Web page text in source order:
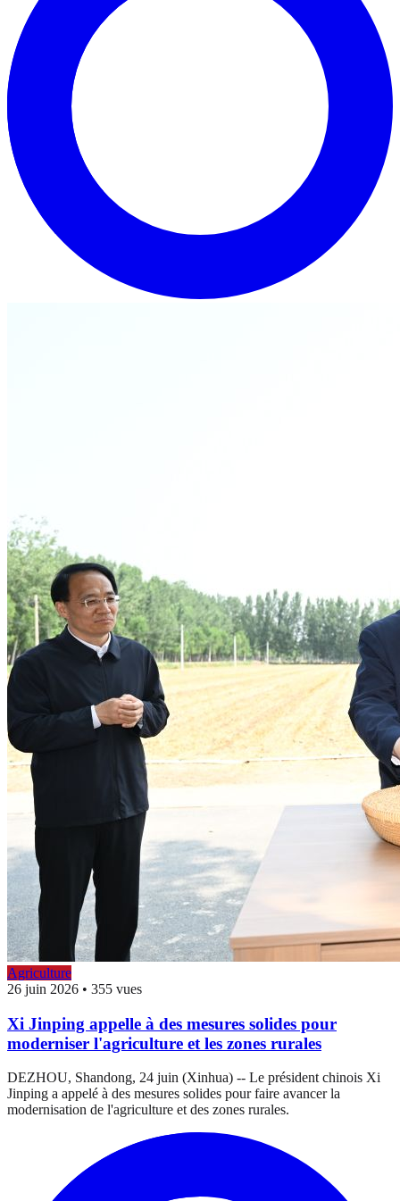
Agriculture
26 juin 2026 • 355 vues
Xi Jinping appelle à des mesures solides pour
moderniser l'agriculture et les zones rurales
DEZHOU, Shandong, 24 juin (Xinhua) -- Le président chinois Xi
Jinping a appelé à des mesures solides pour faire avancer la
modernisation de l'agriculture et des zones rurales.